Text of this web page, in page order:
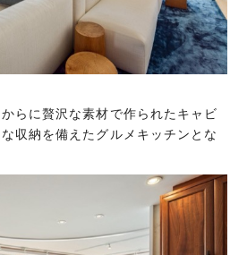
らに贅沢な素材で作られたキャビ
収納を備えたグルメキッチンとな